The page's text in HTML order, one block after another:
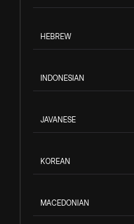
HEBREW
INDONESIAN
JAVANESE
KOREAN
MACEDONIAN